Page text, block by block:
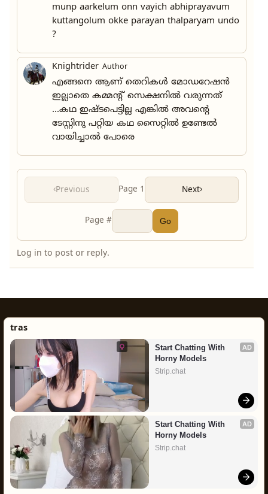
munp aarkelum onn vayich abhiprayavum
kuttangolum okke parayan thalparyam undo
?
Knightrider Author
എങ്ങനെ ആണ് തെറികൾ മോഡറേഷൻ
ഇല്ലാതെ കമ്മന്റ് സെക്ഷനിൽ വരുന്നത്
...കഥ ഇഷ്ടപെട്ടില്ല എങ്കിൽ അവന്റെ
ടേസ്റ്റിനു പറ്റിയ കഥ സൈറ്റിൽ ഉണ്ടേൽ
വായിച്ചാൽ പോരെ
‹Previous Page 1 Next›
Page # Go
Log in to post or reply.
tras
AD
Start Chatting With
Horny Models
Strip.chat
AD
Start Chatting With
Horny Models
Strip.chat